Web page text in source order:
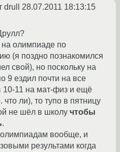
drull 28.07.2011 18:13:15
олимпиаде по
(я поздно познакомился
свой), но поскольку на
9 ездил почти на все
10-11 на мат-физ и ещё
что ли), то тупо в пятницу
не шёл в школу чтобы
.
олимпиадам вообще, и
результами когда